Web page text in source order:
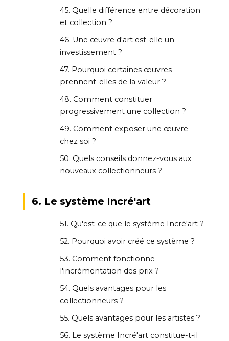
45. Quelle différence entre décoration
et collection ?
46. Une œuvre d'art est-elle un
investissement ?
47. Pourquoi certaines œuvres
prennent-elles de la valeur ?
48. Comment constituer
progressivement une collection ?
49. Comment exposer une œuvre
chez soi ?
50. Quels conseils donnez-vous aux
nouveaux collectionneurs ?
6. Le système Incré'art
51. Qu'est-ce que le système Incré'art ?
52. Pourquoi avoir créé ce système ?
53. Comment fonctionne
l'incrémentation des prix ?
54. Quels avantages pour les
collectionneurs ?
55. Quels avantages pour les artistes ?
56. Le système Incré'art constitue-t-il